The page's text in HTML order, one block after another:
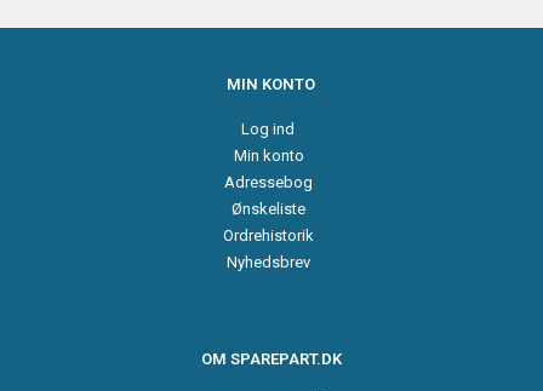
MIN KONTO
Log ind
Min konto
Adressebog
Ønskeliste
Ordrehistorik
Nyhedsbrev
OM SPAREPART.DK